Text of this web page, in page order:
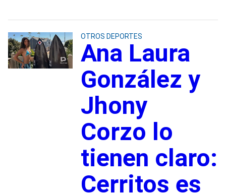
OTROS DEPORTES
Ana Laura
González y
Jhony
Corzo lo
tienen claro:
Cerritos es